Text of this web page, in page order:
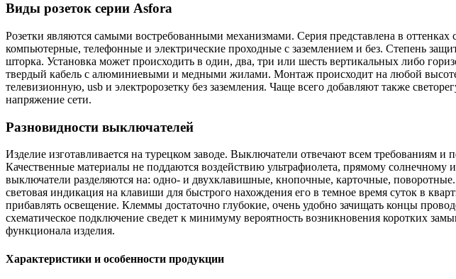
Виды розеток серии Asforа
Розетки являются самыми востребованными механизмами. Серия представлена в
компьютерные, телефонные и электрические проходные с заземлением и без. Степень
шторка. Установка может происходить в один, два, три или шесть вертикальных либо
твердый кабель с алюминиевыми и медными жилами. Монтаж происходит на любой
телевизионную, usb и электророзетку без заземления. Чаще всего добавляют также
напряжение сети.
Разновидности выключателей
Изделие изготавливается на турецком заводе. Выключатели отвечают всем требованиям
Качественные материалы не поддаются воздействию ультрафиолета, прямому
выключатели разделяются на: одно- и двухклавишные, кнопочные, карточные,
световая индикация на клавиши для быстрого нахождения его в темное время суток в
прибавлять освещение. Клеммы достаточно глубокие, очень удобно зачищать концы
схематическое подключение сведет к минимуму вероятность возникновения коротких
функционала изделия.
Характеристики и особенности продукции